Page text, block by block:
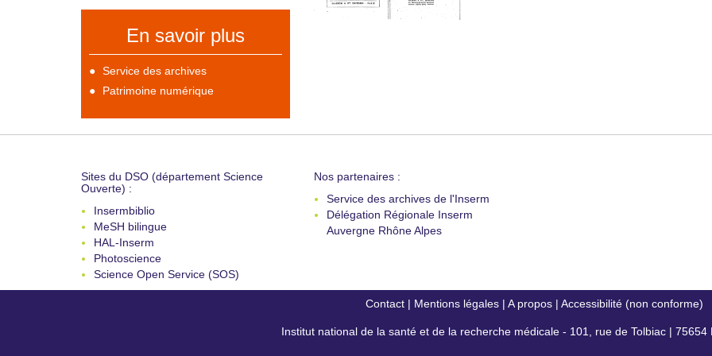
En savoir plus
Service des archives
Patrimoine numérique
Sites du DSO (département Science
Ouverte) :
Insermbiblio
MeSH bilingue
HAL-Inserm
Photoscience
Science Open Service (SOS)
Nos partenaires :
Service des archives de l'Inserm
Délégation Régionale Inserm
Auvergne Rhône Alpes
Contact| Mentions légales| A propos| Accessibilité (non conforme)
Institut national de la santé et de la recherche médicale - 101, rue de Tolbiac | 75654